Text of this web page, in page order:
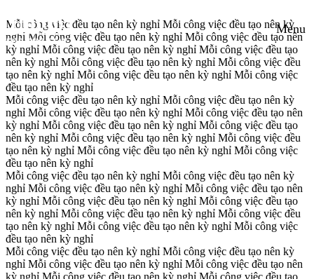
Menu
Mỗi công việc đều tạo nên kỳ nghỉ Mỗi công việc đều tạo nên kỳ
nghỉ Mỗi công việc đều tạo nên kỳ nghỉ Mỗi công việc đều tạo nên
kỳ nghỉ Mỗi công việc đều tạo nên kỳ nghỉ Mỗi công việc đều tạo
nên kỳ nghỉ Mỗi công việc đều tạo nên kỳ nghỉ Mỗi công việc đều
tạo nên kỳ nghỉ Mỗi công việc đều tạo nên kỳ nghỉ Mỗi công việc
đều tạo nên kỳ nghỉ
Mỗi công việc đều tạo nên kỳ nghỉ Mỗi công việc đều tạo nên kỳ
nghỉ Mỗi công việc đều tạo nên kỳ nghỉ Mỗi công việc đều tạo nên
kỳ nghỉ Mỗi công việc đều tạo nên kỳ nghỉ Mỗi công việc đều tạo
nên kỳ nghỉ Mỗi công việc đều tạo nên kỳ nghỉ Mỗi công việc đều
tạo nên kỳ nghỉ Mỗi công việc đều tạo nên kỳ nghỉ Mỗi công việc
đều tạo nên kỳ nghỉ
Mỗi công việc đều tạo nên kỳ nghỉ Mỗi công việc đều tạo nên kỳ
nghỉ Mỗi công việc đều tạo nên kỳ nghỉ Mỗi công việc đều tạo nên
kỳ nghỉ Mỗi công việc đều tạo nên kỳ nghỉ Mỗi công việc đều tạo
nên kỳ nghỉ Mỗi công việc đều tạo nên kỳ nghỉ Mỗi công việc đều
tạo nên kỳ nghỉ Mỗi công việc đều tạo nên kỳ nghỉ Mỗi công việc
đều tạo nên kỳ nghỉ
Mỗi công việc đều tạo nên kỳ nghỉ Mỗi công việc đều tạo nên kỳ
nghỉ Mỗi công việc đều tạo nên kỳ nghỉ Mỗi công việc đều tạo nên
kỳ nghỉ Mỗi công việc đều tạo nên kỳ nghỉ Mỗi công việc đều tạo